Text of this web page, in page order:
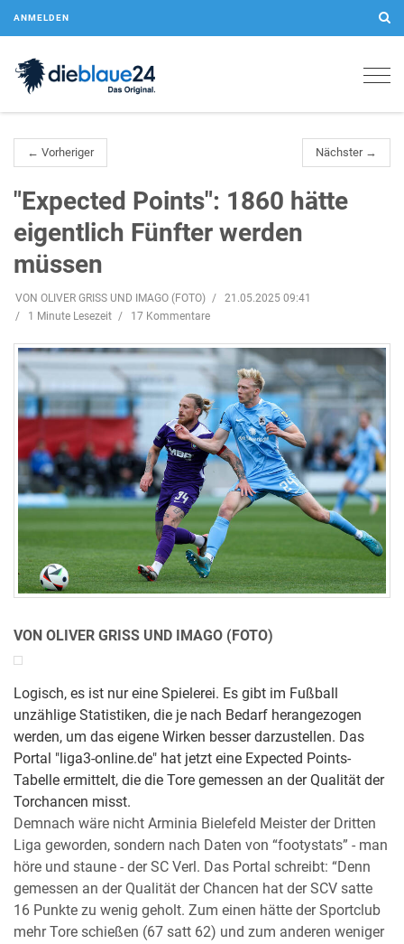
ANMELDEN
← Vorheriger Nächster →
"Expected Points": 1860 hätte
eigentlich Fünfter werden
müssen
VON OLIVER GRISS UND IMAGO (FOTO)
21.05.2025 09:41
1 Minute Lesezeit
17 Kommentare
VON OLIVER GRISS UND IMAGO (FOTO)
Logisch, es ist nur eine Spielerei. Es gibt im Fußball
unzählige Statistiken, die je nach Bedarf herangezogen
werden, um das eigene Wirken besser darzustellen. Das
Portal "liga3-online.de" hat jetzt eine Expected Points-
Tabelle ermittelt, die die Tore gemessen an der Qualität der
Torchancen misst.
Demnach wäre nicht Arminia Bielefeld Meister der Dritten
Liga geworden, sondern nach Daten von “footystats” - man
höre und staune - der SC Verl. Das Portal schreibt: “Denn
gemessen an der Qualität der Chancen hat der SCV satte
16 Punkte zu wenig geholt. Zum einen hätte der Sportclub
mehr Tore schießen (67 satt 62) und zum anderen weniger